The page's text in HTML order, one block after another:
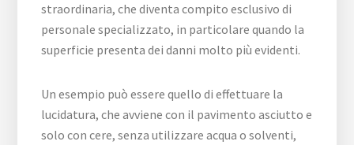
straordinaria, che diventa compito esclusivo di
personale specializzato, in particolare quando la
superficie presenta dei danni molto più evidenti.
Un esempio può essere quello di effettuare la
lucidatura, che avviene con il pavimento asciutto e
solo con cere, senza utilizzare acqua o solventi,